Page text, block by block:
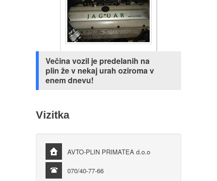
Večina vozil je predelanih na
plin že v nekaj urah oziroma v
enem dnevu!
Vizitka
AVTO-PLIN PRIMATEA d.o.o
070/40-77-66